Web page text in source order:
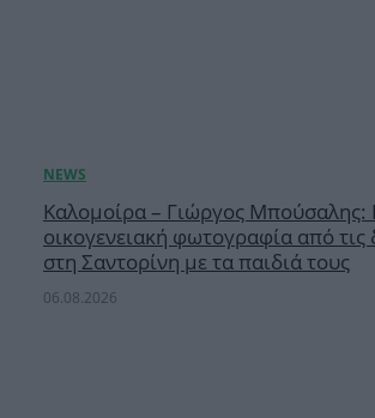
Καλομοίρα – Γιώργος Μπούσαλης:
οικογενειακή φωτογραφία από τις
στη Σαντορίνη με τα παιδιά τους
06.08.2026